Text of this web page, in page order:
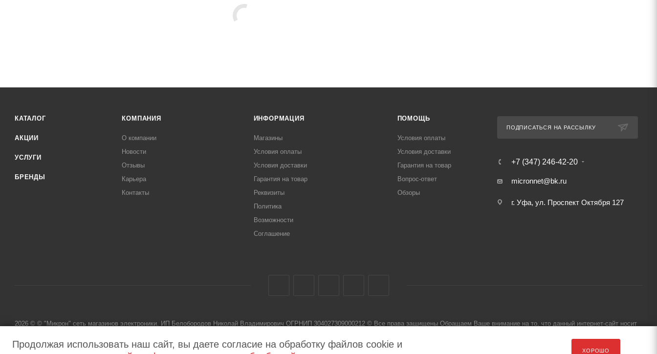
КАТАЛОГ
АКЦИИ
УСЛУГИ
БРЕНДЫ
КОМПАНИЯ
О компании
Новости
Отзывы
Карьера
Контакты
ИНФОРМАЦИЯ
Магазины
Условия оплаты
Условия доставки
Гарантия на товар
Реквизиты
Политика
Возможности
Соглашение
ПОМОЩЬ
Условия оплаты
Условия доставки
Гарантия на товар
Вопрос-ответ
Обзоры
ПОДПИСАТЬСЯ НА РАССЫЛКУ
+7 (347) 246-42-20
micronnet@bk.ru
г. Уфа, ул. Проспект Октября 127
2026 © © "Микрон" сеть магазинов электроники. ИП Белобородов Николай Владимирович ОГРНИП 304027309000212 © Все права защищены Обращаем Ваше внимание на то, что данный интернет-сайт носит
Продолжая использовать наш сайт, вы даете согласие на обработку файлов cookie и
ХОРОШО